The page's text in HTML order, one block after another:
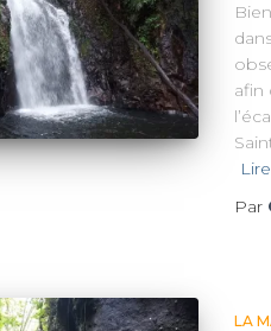
afin
Par
LA